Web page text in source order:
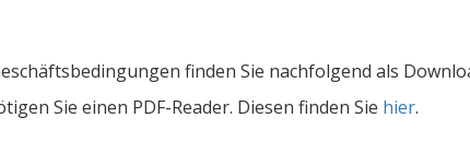
finden Sie nachfolgend als
Sie einen PDF-Reader. Diesen finden Sie hier.